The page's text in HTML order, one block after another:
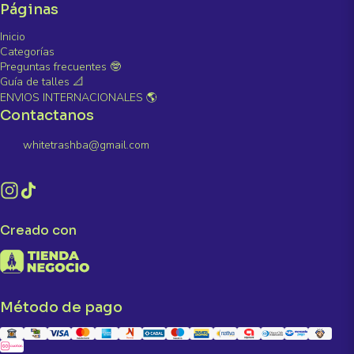
Páginas
Inicio
Categorías
Preguntas frecuentes 🤓
Guía de talles 📐
ENVIOS INTERNACIONALES 🌎
Contactanos
whitetrashba@gmail.com
Creado con
Método de pago